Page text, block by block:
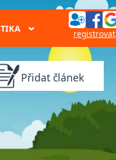
› registrovat
Přidat článek